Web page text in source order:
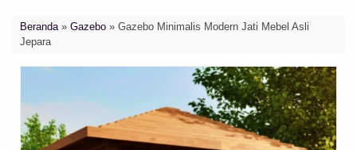
Beranda» Gazebo » Gazebo Minimalis Modern Jati Mebel Asli
Jepara